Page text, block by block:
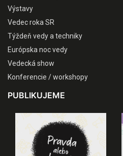
Výstavy
Vedec roka SR
Týždeň vedy a techniky
Európska noc vedy
Vedecká show
Konferencie / workshopy
PUBLIKUJEME